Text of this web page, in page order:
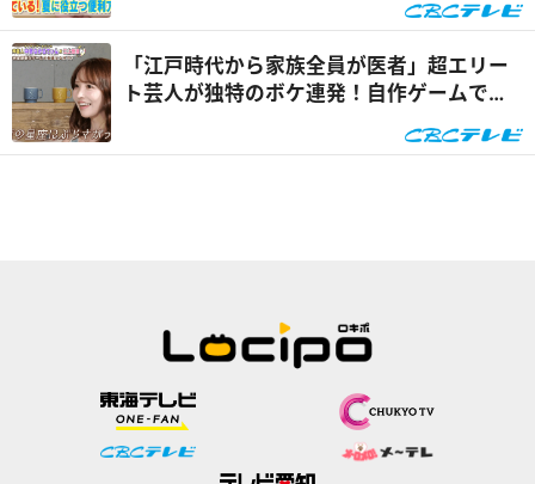
「江戸時代から家族全員が医者」超エリー
ト芸人が独特のボケ連発！自作ゲームで三